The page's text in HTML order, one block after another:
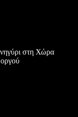
στη Χώρα